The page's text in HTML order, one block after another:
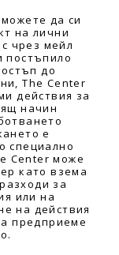
да си
на лични
чрез мейл
постъпило
до
The Center
действия за
начин
е
специално
Center може
като взема
за
или на
на действия
предприеме